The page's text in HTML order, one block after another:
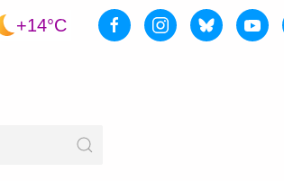
+14°C